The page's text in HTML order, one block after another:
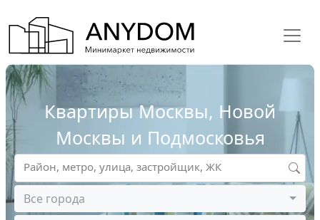
Квартиры Москвы, Новой
Москвы и Подмосковья
Все города
Район, метро, улица, застройщик, ЖК